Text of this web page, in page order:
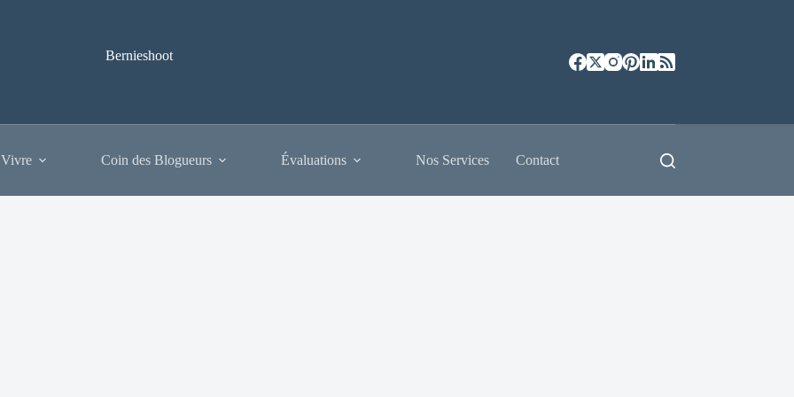
Bernieshoot
Coin des Blogueurs Évaluations Nos Services Contact